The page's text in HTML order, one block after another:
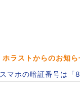
ホラストからのお知ら
スマホの暗証番号は